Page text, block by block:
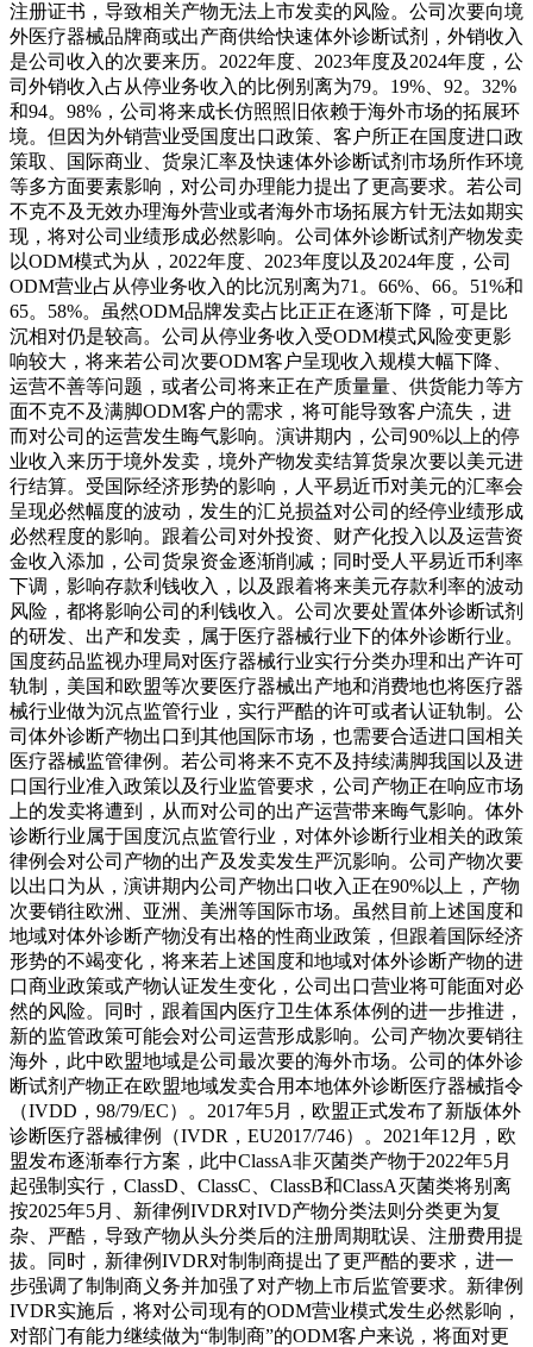
注册证书，导致相关产物无法上市发卖的风险。公司次要向境
外医疗器械品牌商或出产商供给快速体外诊断试剂，外销收入
是公司收入的次要来历。2022年度、2023年度及2024年度，公
司外销收入占从停业务收入的比例别离为79。19%、92。32%
和94。98%，公司将来成长仿照照旧依赖于海外市场的拓展环
境。但因为外销营业受国度出口政策、客户所正在国度进口政
策取、国际商业、货泉汇率及快速体外诊断试剂市场所作环境
等多方面要素影响，对公司办理能力提出了更高要求。若公司
不克不及无效办理海外营业或者海外市场拓展方针无法如期实
现，将对公司业绩形成必然影响。公司体外诊断试剂产物发卖
以ODM模式为从，2022年度、2023年度以及2024年度，公司
ODM营业占从停业务收入的比沉别离为71。66%、66。51%和
65。58%。虽然ODM品牌发卖占比正正在逐渐下降，可是比
沉相对仍是较高。公司从停业务收入受ODM模式风险变更影
响较大，将来若公司次要ODM客户呈现收入规模大幅下降、
运营不善等问题，或者公司将来正在产质量量、供货能力等方
面不克不及满脚ODM客户的需求，将可能导致客户流失，进
而对公司的运营发生晦气影响。演讲期内，公司90%以上的停
业收入来历于境外发卖，境外产物发卖结算货泉次要以美元进
行结算。受国际经济形势的影响，人平易近币对美元的汇率会
呈现必然幅度的波动，发生的汇兑损益对公司的经停业绩形成
必然程度的影响。跟着公司对外投资、财产化投入以及运营资
金收入添加，公司货泉资金逐渐削减；同时受人平易近币利率
下调，影响存款利钱收入，以及跟着将来美元存款利率的波动
风险，都将影响公司的利钱收入。公司次要处置体外诊断试剂
的研发、出产和发卖，属于医疗器械行业下的体外诊断行业。
国度药品监视办理局对医疗器械行业实行分类办理和出产许可
轨制，美国和欧盟等次要医疗器械出产地和消费地也将医疗器
械行业做为沉点监管行业，实行严酷的许可或者认证轨制。公
司体外诊断产物出口到其他国际市场，也需要合适进口国相关
医疗器械监管律例。若公司将来不克不及持续满脚我国以及进
口国行业准入政策以及行业监管要求，公司产物正在响应市场
上的发卖将遭到，从而对公司的出产运营带来晦气影响。体外
诊断行业属于国度沉点监管行业，对体外诊断行业相关的政策
律例会对公司产物的出产及发卖发生严沉影响。公司产物次要
以出口为从，演讲期内公司产物出口收入正在90%以上，产物
次要销往欧洲、亚洲、美洲等国际市场。虽然目前上述国度和
地域对体外诊断产物没有出格的性商业政策，但跟着国际经济
形势的不竭变化，将来若上述国度和地域对体外诊断产物的进
口商业政策或产物认证发生变化，公司出口营业将可能面对必
然的风险。同时，跟着国内医疗卫生体系体例的进一步推进，
新的监管政策可能会对公司运营形成影响。公司产物次要销往
海外，此中欧盟地域是公司最次要的海外市场。公司的体外诊
断试剂产物正在欧盟地域发卖合用本地体外诊断医疗器械指令
（IVDD，98/79/EC）。2017年5月，欧盟正式发布了新版体外
诊断医疗器械律例（IVDR，EU2017/746）。2021年12月，欧
盟发布逐渐奉行方案，此中ClassA非灭菌类产物于2022年5月
起强制实行，ClassD、ClassC、ClassB和ClassA灭菌类将别离
按2025年5月、新律例IVDR对IVD产物分类法则分类更为复
杂、严酷，导致产物从头分类后的注册周期耽误、注册费用提
拔。同时，新律例IVDR对制制商提出了更严酷的要求，进一
步强调了制制商义务并加强了对产物上市后监管要求。新律例
IVDR实施后，将对公司现有的ODM营业模式发生必然影响，
对部门有能力继续做为“制制商”的ODM客户来说，将面对更